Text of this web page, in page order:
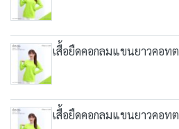
เสื้อยืดคอกลมแขนยาวคอท
เสื้อยืดคอกลมแขนยาวคอท